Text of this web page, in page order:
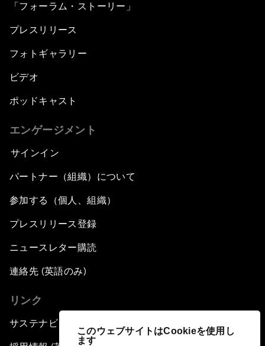
このウェブサイトはCookieを使用し
ます
「フォーラム・ストーリー」
プレスリリース
フォトギャラリー
ビデオ
ポッドキャスト
エンゲージメント
サインイン
パートナー（組織）について
参加する（個人、組織）
プレスリリース登録
ニュースレター購読
連絡先 (英語のみ)
リンク
サステナビリティへの取り組み